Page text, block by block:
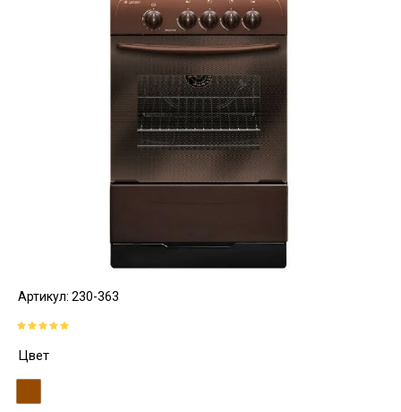
Артикул: 230-363
Цвет